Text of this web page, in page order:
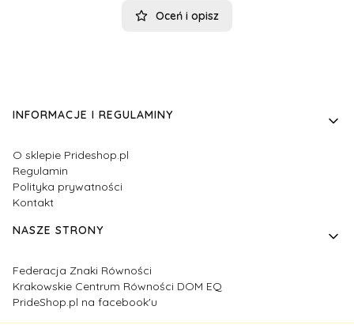
Oceń i opisz
Linki w stopce
INFORMACJE I REGULAMINY
O sklepie Prideshop.pl
Regulamin
Polityka prywatności
Kontakt
NASZE STRONY
Federacja Znaki Równości
Krakowskie Centrum Równości DOM EQ
PrideShop.pl na facebook'u